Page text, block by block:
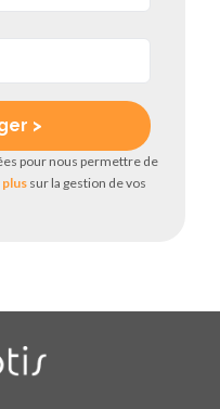
pour nous permettre de
plus sur la gestion de vos